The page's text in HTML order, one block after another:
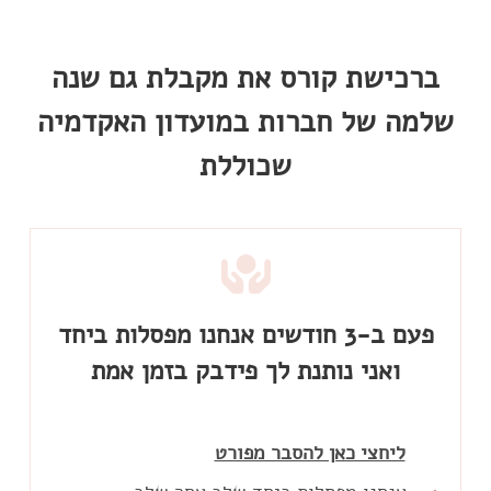
ברכישת קורס את מקבלת גם שנה
שלמה של חברות במועדון האקדמיה
שכוללת
פעם ב-3 חודשים אנחנו מפסלות ביחד
ואני נותנת לך פידבק בזמן אמת
ליחצי כאן להסבר מפורט